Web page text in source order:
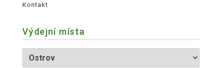
Kontakt
Výdejní místa